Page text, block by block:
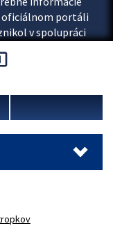
oficiálnom portáli
v spolupráci
vnútra SR.